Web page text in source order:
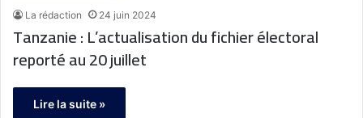
La rédaction 24 juin 2024
Tanzanie : L’actualisation du fichier électoral
reporté au 20 juillet
Lire la suite »